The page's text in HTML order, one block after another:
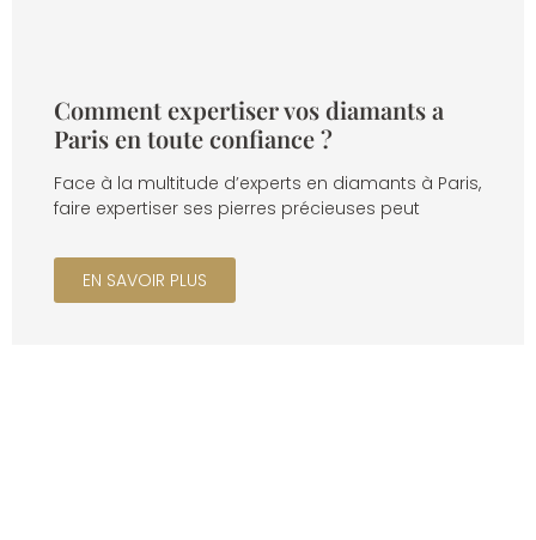
Comment expertiser vos diamants a
Paris en toute confiance ?
Face à la multitude d’experts en diamants à Paris,
faire expertiser ses pierres précieuses peut
EN SAVOIR PLUS